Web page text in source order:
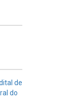
de
do